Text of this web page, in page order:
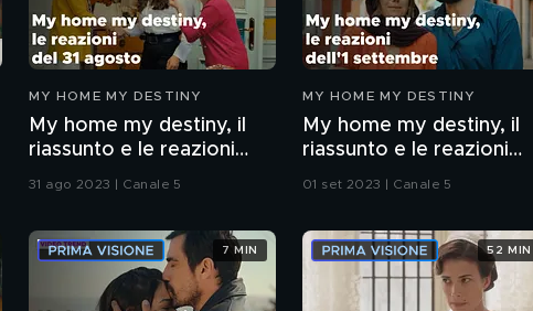
MY HOME MY DESTINY
My home my destiny, il
riassunto e le reazioni
della puntata del 31
31 ago 2023 | Canale 5
MY HOME MY DESTINY
My home my destiny, il
riassunto e le reazioni
della puntata dell'1
01 set 2023 | Canale 5
7 MIN 52 MIN